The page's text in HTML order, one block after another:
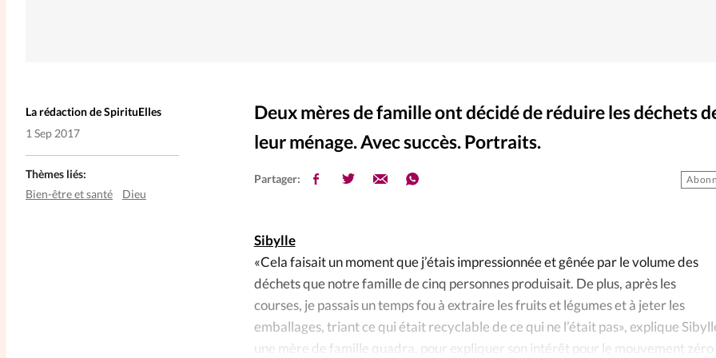
Deux mères de famille ont décidé de réduire les déchets
leur ménage. Avec succès. Portraits.
La rédaction de SpirituElles
1 Sep 2017
Partager:
Sibylle
«Cela faisait un moment que j’étais impressionnée et gênée par le volume des
déchets que notre famille de cinq personnes produisait. De plus, après les
courses, je passais un temps fou à extraire les fruits et légumes et à jeter les
emballages, triant ce qui était recyclable de ce qui ne l’était pas», explique
une mère de famille quadra, pour expliquer son intérêt pour le mouvement zéro
Thèmes liés:
Bien-être et santé
Dieu